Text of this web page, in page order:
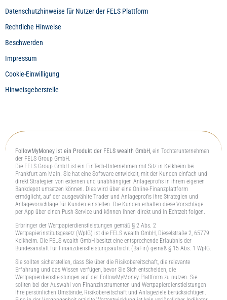
Datenschutzhinweise für Nutzer der FELS Plattform
Rechtliche Hinweise
Beschwerden
Impressum
Cookie-Einwilligung
Hinweisgeberstelle
FollowMyMoney ist ein Produkt der FELS wealth GmbH,ein Tochterunternehmen
der FELS Group GmbH.
Die FELS Group GmbH ist ein FinTech-Unternehmen mit Sitz in Kelkheim bei
Frankfurt am Main. Sie hat eine Software entwickelt, mit der Kunden einfach und
direkt Strategien von externen und unabhängigen Anlageprofis in ihrem eigenen
Bankdepot umsetzen können. Dies wird über eine Online-Finanzplattform
ermöglicht, auf der ausgewählte Trader und Anlageprofis ihre Strategien und
Anlagevorschläge für Kunden einstellen. Die Kunden erhalten diese Vorschläge
per App über einen Push-Service und können ihnen direkt und in Echtzeit folgen.
Erbringer der Wertpapierdienstleistungen gemäß § 2 Abs. 2
Wertpapierinstitutsgesetz (WpIG) ist die FELS wealth GmbH, Dieselstraße 2, 65779
Kelkheim. Die FELS wealth GmbH besitzt eine entsprechende Erlaubnis der
Bundesanstalt für Finanzdienstleistungsaufsicht (BaFin) gemäß § 15 Abs. 1 WpIG.
Sie sollten sicherstellen, dass Sie über die Risikobereitschaft, die relevante
Erfahrung und das Wissen verfügen, bevor Sie Sich entscheiden, die
Wertpapierdienstleistungen auf der FollowMyMoney Plattform zu nutzen. Sie
sollten bei der Auswahl von Finanzinstrumenten und Wertpapierdienstleistungen
Ihre persönlichen Umstände, Risikobereitschaft und Anlageziele berücksichtigen.